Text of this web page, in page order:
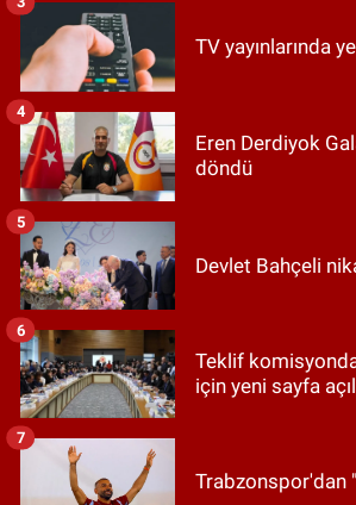
TV yayınlarında
Eren Derdiyok
döndü
4
Devlet Bahçeli
5
Teklif
için yeni sayfa
6
Trabzonspor'dan
7